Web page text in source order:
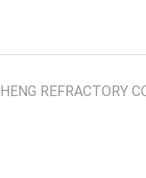
REFRACTORY